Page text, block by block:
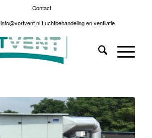
Contact
info@vortvent.nlLuchtbehandeling en ventilatie